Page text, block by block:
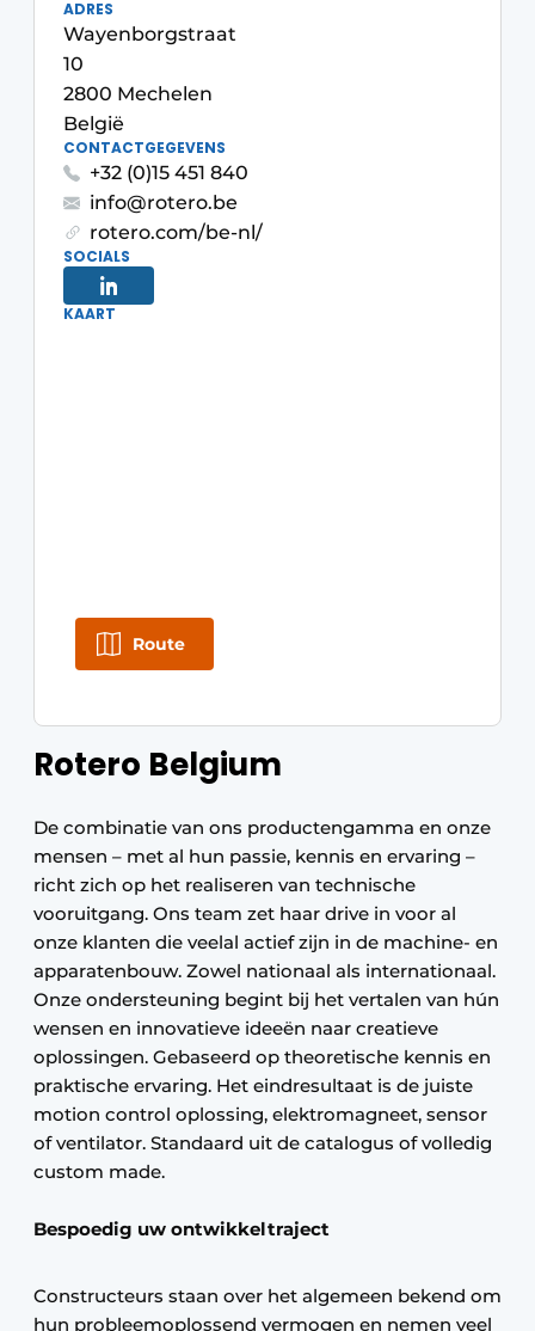
Privacy / Cookie statement
Vacatures
Video’s
Rotero Belgium
De combinatie van ons productengamma en onze
mensen – met al hun passie, kennis en ervaring –
richt zich op het realiseren van technische
vooruitgang. Ons team zet haar drive in voor al
onze klanten die veelal actief zijn in de machine- en
apparatenbouw. Zowel nationaal als internationaal.
Onze ondersteuning begint bij het vertalen van hún
wensen en innovatieve ideeën naar creatieve
oplossingen. Gebaseerd op theoretische kennis en
praktische ervaring. Het eindresultaat is de juiste
motion control oplossing, elektromagneet, sensor
of ventilator. Standaard uit de catalogus of volledig
custom made.
Bespoedig uw ontwikkeltraject
Constructeurs staan over het algemeen bekend om
hun probleemoplossend vermogen en nemen veel
ADRES
Wayenborgstraat
10
2800 Mechelen
België
CONTACTGEGEVENS
+32 (0)15 451 840
info@rotero.be
rotero.com/be-nl/
SOCIALS
KAART
Route